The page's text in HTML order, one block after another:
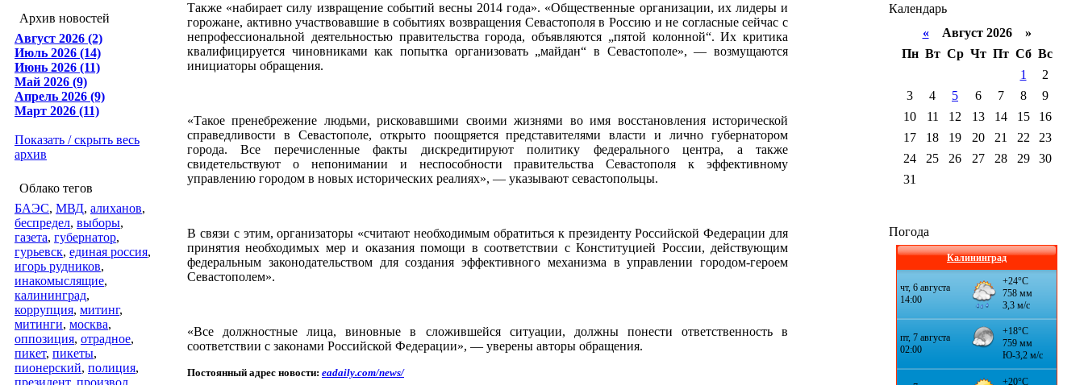
Архив новостей
Август 2026 (2)
Июль 2026 (14)
Июнь 2026 (11)
Май 2026 (9)
Апрель 2026 (9)
Март 2026 (11)
Показать / скрыть весь
архив
Облако тегов
БАЭС, МВД, алиханов,
беспредел, выборы,
газета, губернатор,
гурьевск, единая россия,
игорь рудников,
инакомыслящие,
калининград,
коррупция, митинг,
митинги, москва,
оппозиция, отрадное,
пикет, пикеты,
пионерский, полиция,
президент, произвол,
Также «набирает силу извращение событий весны 2014 года». «Общественные организации, их лидеры и
горожане, активно участвовавшие в событиях возвращения Севастополя в Россию и не согласные сейчас с
непрофессиональной деятельностью правительства города, объявляются „пятой колонной“. Их критика
квалифицируется чиновниками как попытка организовать „майдан“ в Севастополе», — возмущаются
инициаторы обращения.
«Такое пренебрежение людьми, рисковавшими своими жизнями во имя восстановления исторической
справедливости в Севастополе, открыто поощряется представителями власти и лично губернатором
города. Все перечисленные факты дискредитируют политику федерального центра, а также
свидетельствуют о непонимании и неспособности правительства Севастополя к эффективному
управлению городом в новых исторических реалиях», — указывают севастопольцы.
В связи с этим, организаторы «считают необходимым обратиться к президенту Российской Федерации для
принятия необходимых мер и оказания помощи в соответствии с Конституцией России, действующим
федеральным законодательством для создания эффективного механизма в управлении городом-героем
Севастополем».
«Все должностные лица, виновные в сложившейся ситуации, должны понести ответственность в
соответствии с законами Российской Федерации», — уверены авторы обращения.
Постоянный адрес новости: eadaily.com/news/
Календарь
«Август 2026 »
Пн Вт Ср Чт Пт Сб Вс
1
2
3
4 5 6 7 8
9
10
11 12 13 14 15
16
17
18 19 20 21 22
23
24
25 26 27 28 29
30
31
Погода
Калининград